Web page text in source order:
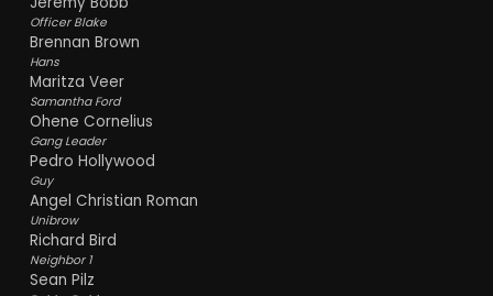
Officer Blake
Brennan Brown
Hans
Maritza Veer
Samantha Ford
Ohene Cornelius
Gang Leader
Pedro Hollywood
Guy
Angel Christian Roman
Unibrow
Richard Bird
Neighbor 1
Sean Pilz